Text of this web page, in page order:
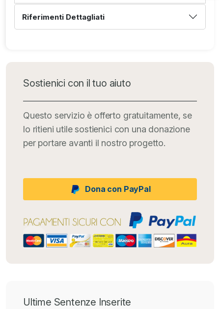
Riferimenti Dettagliati
Sostienici con il tuo aiuto
Questo servizio è offerto gratuitamente, se
lo ritieni utile sostienici con una donazione
per portare avanti il nostro progetto.
Dona con PayPal
Ultime Sentenze Inserite